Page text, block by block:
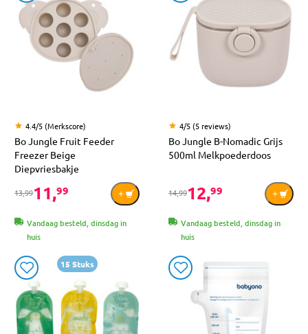
4.4/5 (Merkscore)
Bo Jungle Fruit Feeder
Freezer Beige
Diepvriesbakje
13,9911,99
Vandaag besteld, dinsdag in
huis
4/5 (5 reviews)
Bo Jungle B-Nomadic Grijs
500ml Melkpoederdoos
14,9912,99
Vandaag besteld, dinsdag in
huis
15 Stuks